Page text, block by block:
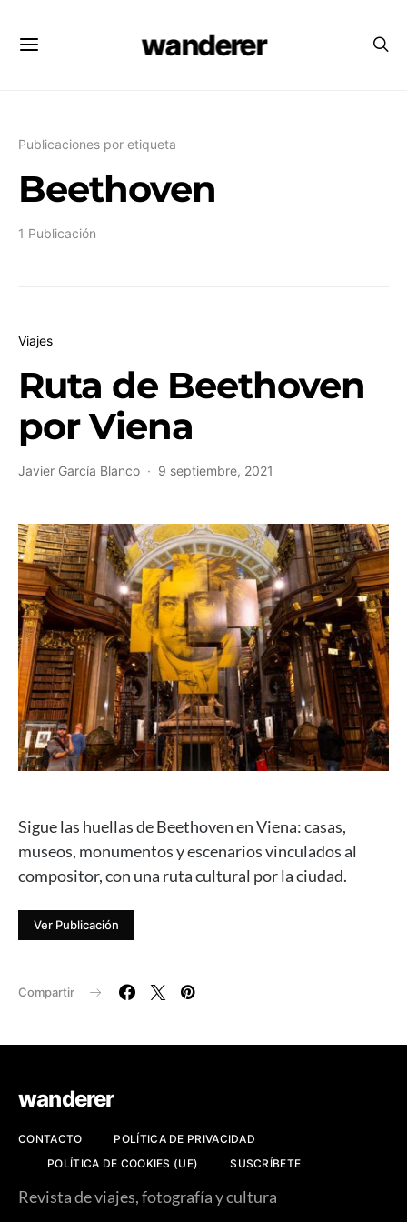
wanderer
Publicaciones por etiqueta
Beethoven
1 Publicación
Viajes
Ruta de Beethoven
por Viena
Javier García Blanco 9 septiembre, 2021
Sigue las huellas de Beethoven en Viena: casas,
museos, monumentos y escenarios vinculados al
compositor, con una ruta cultural por la ciudad.
Ver Publicación
Compartir
wanderer
CONTACTO
POLÍTICA DE PRIVACIDAD
POLÍTICA DE COOKIES (UE)
SUSCRÍBETE
Revista de viajes, fotografía y cultura